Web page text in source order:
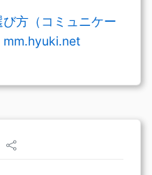
方（コミュニケー
mm.hyuki.net